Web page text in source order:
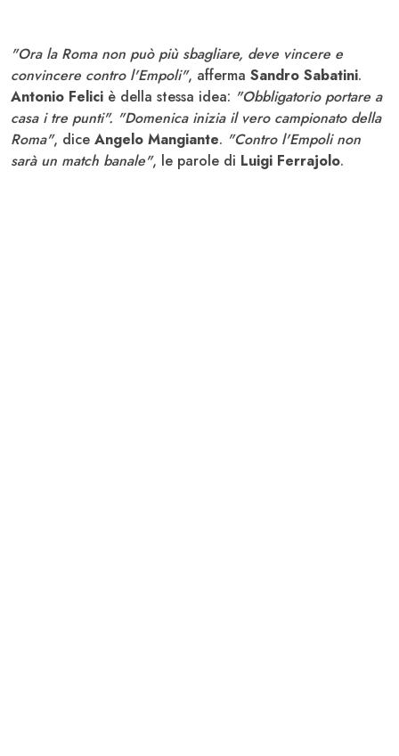
"Ora la Roma non può più sbagliare, deve vincere e
convincere contro l'Empoli", afferma Sandro Sabatini.
Antonio Felici è della stessa idea: "Obbligatorio portare a
casa i tre punti". "Domenica inizia il vero campionato della
Roma", dice Angelo Mangiante. "Contro l'Empoli non
sarà un match banale", le parole di Luigi Ferrajolo.